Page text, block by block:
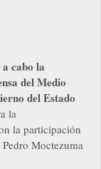
cabo la
del Medio
del Estado
la
la participación
Moctezuma